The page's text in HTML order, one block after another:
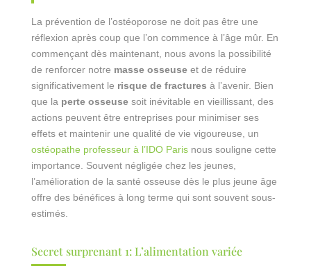
La prévention de l’ostéoporose ne doit pas être une
réflexion après coup que l’on commence à l’âge mûr. En
commençant dès maintenant, nous avons la possibilité
de renforcer notre masse osseuseet de réduire
significativement le risque de fractures à l’avenir. Bien
que la perte osseusesoit inévitable en vieillissant, des
actions peuvent être entreprises pour minimiser ses
effets et maintenir une qualité de vie vigoureuse, un
ostéopathe professeur à l’IDO Parisnous souligne cette
importance. Souvent négligée chez les jeunes,
l’amélioration de la santé osseuse dès le plus jeune âge
offre des bénéfices à long terme qui sont souvent sous-
estimés.
Secret surprenant 1: L’alimentation variée